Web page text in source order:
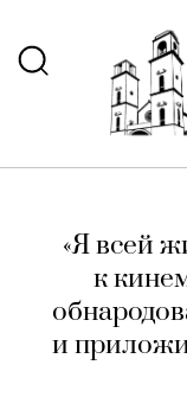
«Я всей
к
и